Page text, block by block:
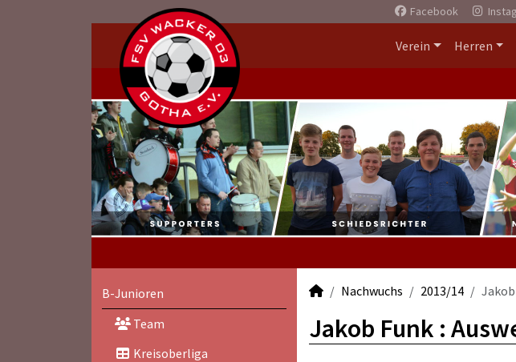
Facebook
Verein Herren
B-Junioren
Team
Kreisoberliga
Nachwuchs 2013/14
Jakob Funk :